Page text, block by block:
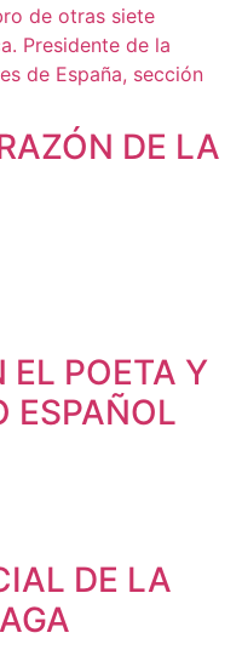
DE LA
EL POETA Y
ESPAÑOL
DE LA